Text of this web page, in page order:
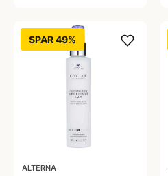
SPAR 49%
ALTERNA